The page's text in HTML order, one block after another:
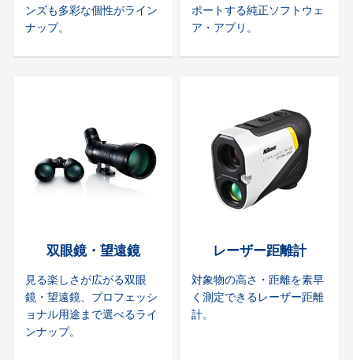
ンズも多彩な個性がライン
ナップ。
ポートする純正ソフトウェ
ア・アプリ。
双眼鏡・望遠鏡
見る楽しさが広がる双眼
鏡・望遠鏡、プロフェッシ
ョナル用途まで選べるライ
ンナップ。
レーザー距離計
対象物の高さ・距離を素早
く測定できるレーザー距離
計。